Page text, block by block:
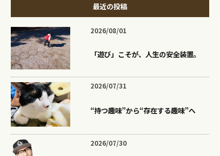
最近の投稿
2026/08/01
「遊び」こそが、人生の安全装置。
2026/07/31
“持つ趣味”から“存在する趣味”へ
2026/07/30